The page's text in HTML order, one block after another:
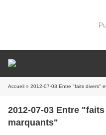
Accueil » 2012-07-03 Entre "faits divers"
2012-07-03 Entre
marquants"